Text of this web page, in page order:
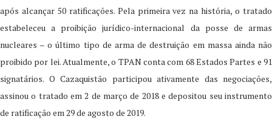
após alcançar 50 ratificações. Pela primeira vez na história, o tratado
estabeleceu a proibição jurídico-internacional da posse de armas
nucleares – o último tipo de arma de destruição em massa ainda não
proibido por lei. Atualmente, o TPAN conta com 68 Estados Partes e 91
signatários. O Cazaquistão participou ativamente das negociações,
assinou o tratado em 2 de março de 2018 e depositou seu instrumento
de ratificação em 29 de agosto de 2019.